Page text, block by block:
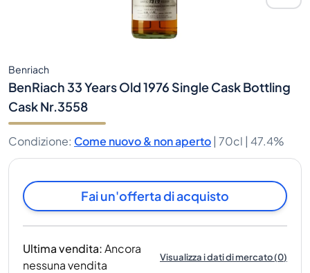
Benriach
BenRiach 33 Years Old 1976 Single Cask Bottling
Cask Nr.3558
Condizione: Come nuovo & non aperto | 70cl | 47.4%
Fai un'offerta di acquisto
Ultima vendita:Ancora
nessuna vendita
Visualizza i dati di mercato(0)